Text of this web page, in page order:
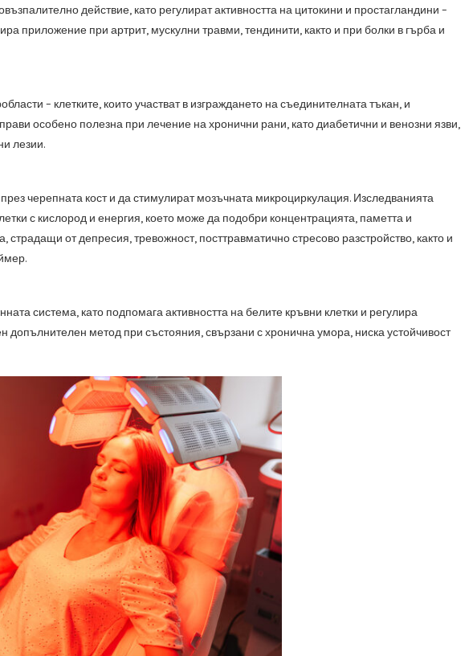
действие, като регулират активността на цитокини и простагландини –
приложение при артрит, мускулни травми, тендинити, както и при болки в гърба и
– клетките, които участват в изграждането на съединителната тъкан, и
особено полезна при лечение на хронични рани, като диабетични и венозни язви,
лезии.
черепната кост и да стимулират мозъчната микроциркулация. Изследванията
с кислород и енергия, което може да подобри концентрацията, паметта и
от депресия, тревожност, посттравматично стресово разстройство, както и
система, като подпомага активността на белите кръвни клетки и регулира
допълнителен метод при състояния, свързани с хронична умора, ниска устойчивост